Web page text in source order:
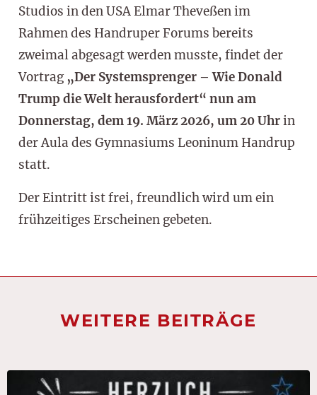
Studios in den USA Elmar Theveßen im
Rahmen des Handruper Forums bereits
zweimal abgesagt werden musste, findet der
Vortrag „Der Systemsprenger – Wie Donald
Trump die Welt herausfordert“ nun am
Donnerstag, dem 19. März 2026, um 20 Uhrin
der Aula des Gymnasiums Leoninum Handrup
statt.
Der Eintritt ist frei, freundlich wird um ein
frühzeitiges Erscheinen gebeten.
WEITERE BEITRÄGE